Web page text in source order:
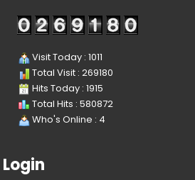
Visit Today : 1011
Total Visit : 269180
Hits Today : 1915
Total Hits : 580872
Who's Online : 4
Login